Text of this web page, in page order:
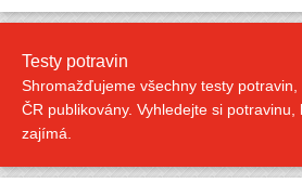
Testy potravin
Shromažďujeme všechny testy potravin,
ČR publikovány. Vyhledejte si potravinu,
zajímá.